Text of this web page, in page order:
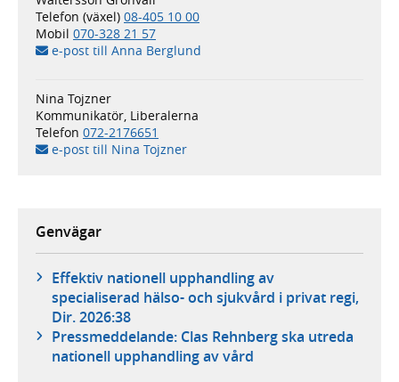
Telefon (växel) 08-405 10 00
Mobil 070-328 21 57
e-post till Anna Berglund
Nina Tojzner
Kommunikatör, Liberalerna
Telefon 072-2176651
e-post till Nina Tojzner
Genvägar
Effektiv nationell upphandling av
specialiserad hälso- och sjukvård i privat regi,
Dir. 2026:38
Pressmeddelande: Clas Rehnberg ska utreda
nationell upphandling av vård